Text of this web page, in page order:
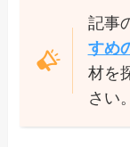
記事
すめ
材を
さい。